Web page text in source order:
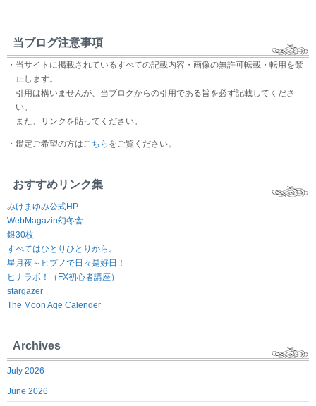
当ブログ注意事項
・当サイトに掲載されているすべての記載内容・画像の無許可転載・転用を禁
止します。
引用は構いませんが、当ブログからの引用である旨を必ず記載してくださ
い。
また、リンクを貼ってください。
・鑑定ご希望の方はこちら をご覧ください。
おすすめリンク集
みけまゆみ公式HP
WebMagazin幻冬舎
銀30枚
すべてはひとりひとりから。
星月夜～ヒプノで日々是好日！
ヒナラボ！（FX初心者講座）
stargazer
The Moon Age Calender
Archives
July 2026
June 2026